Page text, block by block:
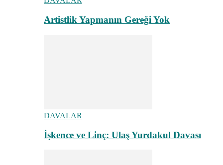
Artistlik Yapmanın Gereği Yok
DAVALAR
İşkence ve Linç: Ulaş Yurdakul Davası